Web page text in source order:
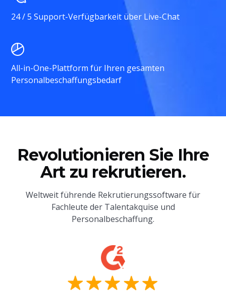
24 / 5 Support-Verfügbarkeit über Live-Chat
All-in-One-Plattform für Ihren gesamten
Personalbeschaffungsbedarf
Revolutionieren Sie Ihre
Art zu rekrutieren.
Weltweit führende Rekrutierungssoftware für
Fachleute der Talentakquise und
Personalbeschaffung.